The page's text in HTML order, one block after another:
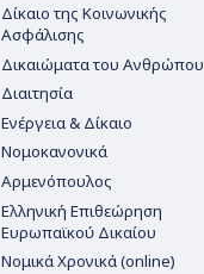
Δίκαιο της Κοινωνικής
Ασφάλισης
Δικαιώματα του Ανθρώπου
Διαιτησία
Ενέργεια & Δίκαιο
Νομοκανονικά
Αρμενόπουλος
Ελληνική Επιθεώρηση
Ευρωπαϊκού Δικαίου
Νομικά Χρονικά (online)